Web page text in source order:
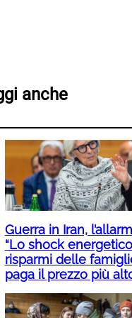
anche
Guerra in Iran,
“Lo shock
risparmi delle
paga il prezzo più